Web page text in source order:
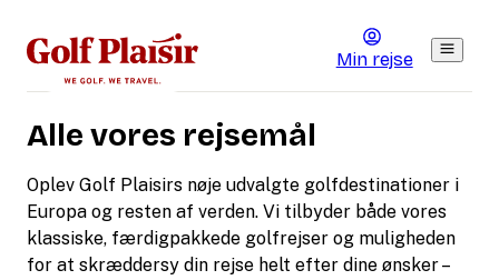
Min rejse
Alle vores rejsemål
Oplev Golf Plaisirs nøje udvalgte golfdestinationer i
Europa og resten af verden. Vi tilbyder både vores
klassiske, færdigpakkede golfrejser og muligheden
for at skræddersy din rejse helt efter dine ønsker –